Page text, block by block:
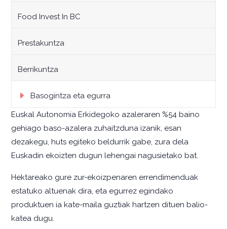
Food Invest In BC
Prestakuntza
Berrikuntza
Basogintza eta egurra
Euskal Autonomia Erkidegoko azaleraren %54 baino
gehiago baso-azalera zuhaitzduna izanik, esan
dezakegu, huts egiteko beldurrik gabe, zura dela
Euskadin ekoizten dugun lehengai nagusietako bat.
Hektareako gure zur-ekoizpenaren errendimenduak
estatuko altuenak dira, eta egurrez egindako
produktuen ia kate-maila guztiak hartzen dituen balio-
katea dugu.